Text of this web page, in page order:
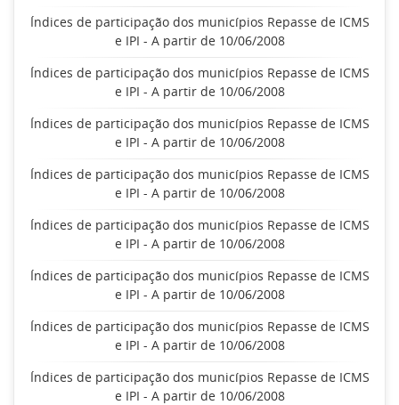
Índices de participação dos municípios Repasse de ICMS
e IPI - A partir de 10/06/2008
Índices de participação dos municípios Repasse de ICMS
e IPI - A partir de 10/06/2008
Índices de participação dos municípios Repasse de ICMS
e IPI - A partir de 10/06/2008
Índices de participação dos municípios Repasse de ICMS
e IPI - A partir de 10/06/2008
Índices de participação dos municípios Repasse de ICMS
e IPI - A partir de 10/06/2008
Índices de participação dos municípios Repasse de ICMS
e IPI - A partir de 10/06/2008
Índices de participação dos municípios Repasse de ICMS
e IPI - A partir de 10/06/2008
Índices de participação dos municípios Repasse de ICMS
e IPI - A partir de 10/06/2008